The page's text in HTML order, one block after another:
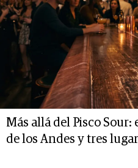
Más allá del Pisco
de los Andes y tres